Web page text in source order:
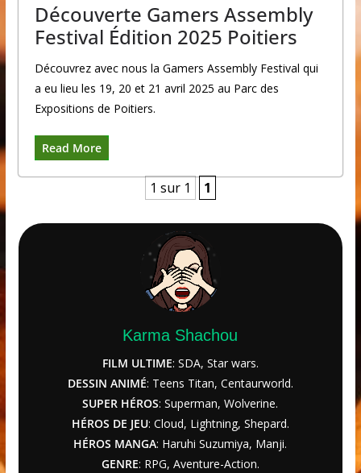
Découverte Gamers Assembly
Festival Édition 2025 Poitiers
Découvrez avec nous la Gamers Assembly Festival qui
a eu lieu les 19, 20 et 21 avril 2025 au Parc des
Expositions de Poitiers.
Read More
1 sur 1 1
Karma Shachou
FILM ULTIME: SDA, Star wars.
DESSIN ANIMÉ: Teens Titan, Centaurworld.
SUPER HÉROS: Superman, Wolverine.
HÉROS DE JEU: Cloud, Lightning, Shepard.
HÉROS MANGA: Haruhi Suzumiya, Manji.
GENRE: RPG, Aventure-Action.